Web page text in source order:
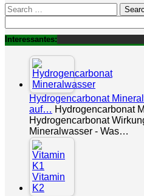
Search
for:
Interessantes:
Hydrogencarbonat
auf… Hydrogencarbonat
Hydrogencarbonat
Mineralwasser - Was…